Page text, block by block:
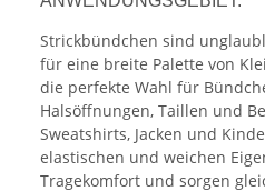
Strickbündchen sind
für eine breite Palette von
die perfekte Wahl für
Halsöffnungen, Taillen und
Sweatshirts, Jacken und
elastischen und weichen
Tragekomfort und sorgen